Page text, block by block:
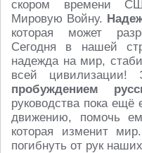
скором времени
Мировую Войну.
которая может
Сегодня в нашей
надежда на мир,
всей
пробуждением
руководства пока ещё
движению, помочь
которая изменит
погибнуть от рук